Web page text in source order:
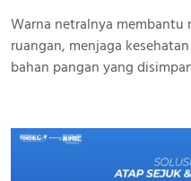
Warna netralnya membantu
ruangan, menjaga
bahan pangan yang